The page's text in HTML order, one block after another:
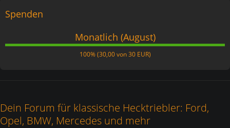
Spenden
Monatlich (August)
100%
100% (30,00 von 30 EUR)
Dein Forum für klassische Hecktriebler: Ford,
Opel, BMW, Mercedes und mehr